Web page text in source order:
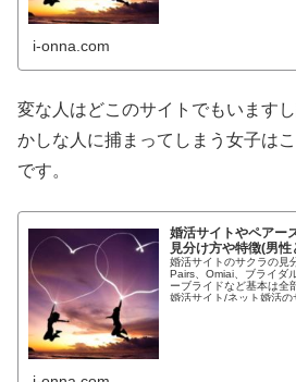
i-onna.com
変な人はどこのサイトでもいます
かしな人に捕まってしまう女子は
です。
婚活サイトやペアー
見分け方や特徴(男
婚活サイトのサクラの見
Pairs、Omiai、ブライダ
ーブライドなど基本は全部一緒です。